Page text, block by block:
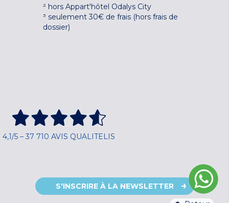
² hors Appart'hôtel Odalys City
³ seulement 30€ de frais (hors frais de
dossier)
4,1/5 – 37 710 AVIS QUALITELIS
S'INSCRIRE À LA NEWSLETTER